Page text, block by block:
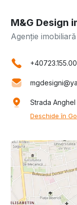
M&G Design
Agenție
Strada
Deschide în